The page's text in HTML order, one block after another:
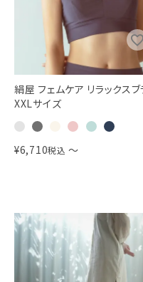
絹屋 フェムケア リラックスブ
XXLサイズ
¥6,710税込 〜